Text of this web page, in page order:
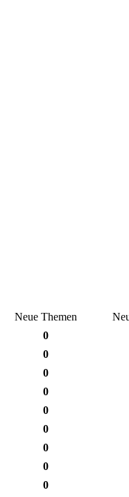
Neue Themen
0
0
0
0
0
0
0
0
0